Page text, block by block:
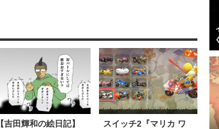
【吉田輝和の絵日記】
スイッチ2『マリカ ワ